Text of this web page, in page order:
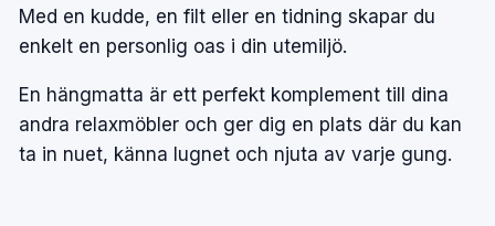
Med en kudde, en filt eller en tidning skapar du
enkelt en personlig oas i din utemiljö.
En hängmatta är ett perfekt komplement till dina
andra relaxmöbler och ger dig en plats där du kan
ta in nuet, känna lugnet och njuta av varje gung.